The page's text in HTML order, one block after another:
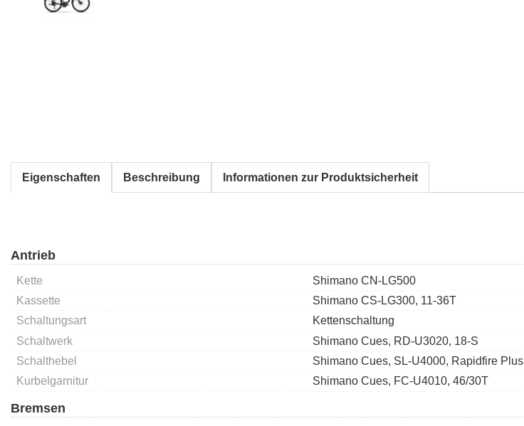
Eigenschaften Beschreibung Informationen zur Produktsicherheit
Antrieb
Kette
Shimano CN-LG500
Kassette
Shimano CS-LG300, 11-36T
Schaltungsart
Kettenschaltung
Schaltwerk
Shimano Cues, RD-U3020, 18-S
Schalthebel
Shimano Cues, SL-U4000, Rapidfire Plus
Kurbelgarnitur
Shimano Cues, FC-U4010, 46/30T
Bremsen